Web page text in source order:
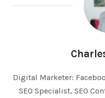
Digital Marketer:
SEO Specialist, SEO